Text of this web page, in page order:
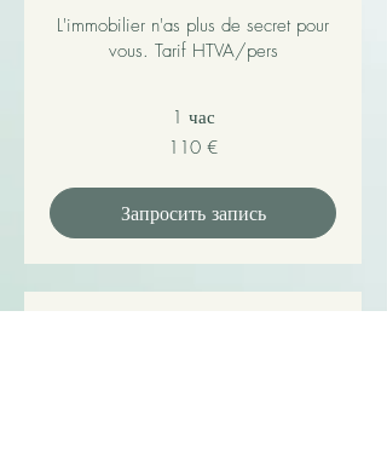
L'immobilier n'as plus de secret pour
vous. Tarif HTVA/pers
1 час
110 €
Запросить запись